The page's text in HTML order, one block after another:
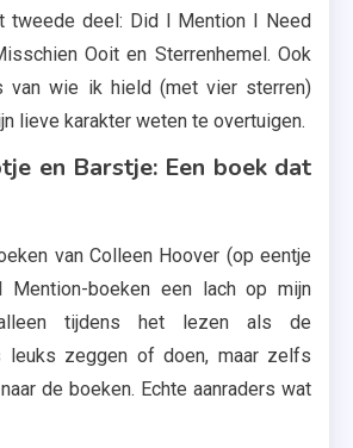
tweede deel: Did I Mention I Need
Ooit en Sterrenhemel. Ook
van wie ik hield (met vier sterren)
lieve karakter weten te overtuigen.
en Barstje: Een boek dat
van Colleen Hoover (op eentje
boeken een lach op mijn
tijdens het lezen als de
leuks zeggen of doen, maar zelfs
de boeken. Echte aanraders wat